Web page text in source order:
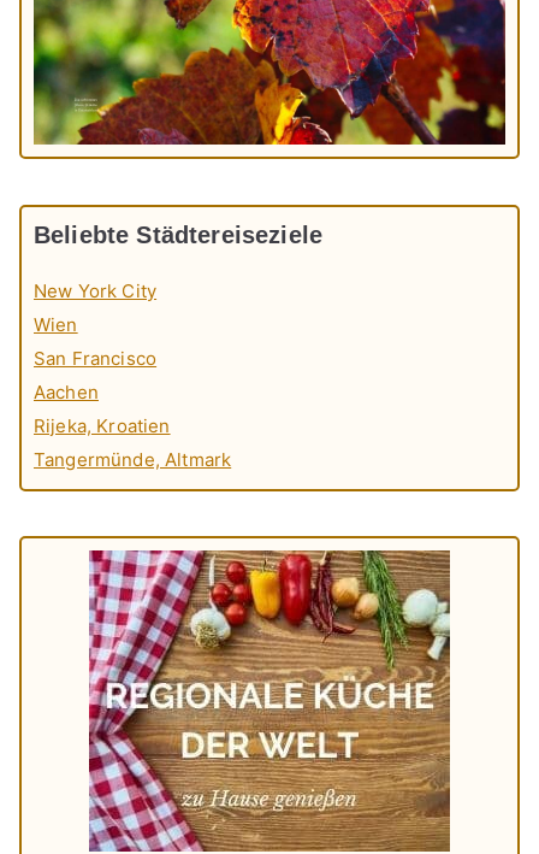
Beliebte Städtereiseziele
New York City
Wien
San Francisco
Aachen
Rijeka, Kroatien
Tangermünde, Altmark